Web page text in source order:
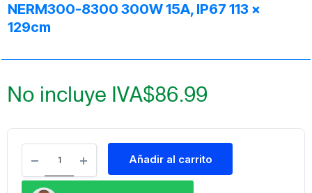
NERM300-8300 300W 15A, IP67 113 x
129cm
$86.99
No incluye IVA
Añadir al carrito